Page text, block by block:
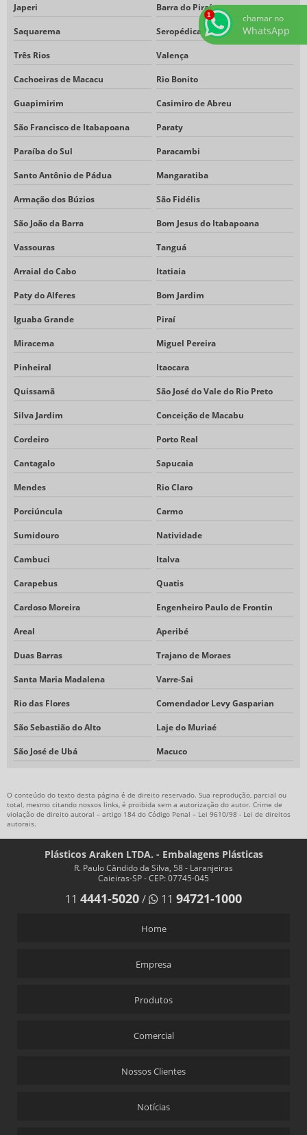
Japeri Barra do Piraí
Saquarema Seropédica
Três Rios Valença
Cachoeiras de Macacu Rio Bonito
Guapimirim Casimiro de Abreu
São Francisco de Itabapoana Paraty
Paraíba do Sul Paracambi
Santo Antônio de Pádua Mangaratiba
Armação dos Búzios São Fidélis
São João da Barra Bom Jesus do Itabapoana
Vassouras Tanguá
Arraial do Cabo Itatiaia
Paty do Alferes Bom Jardim
Iguaba Grande Piraí
Miracema Miguel Pereira
Pinheiral Itaocara
Quissamã São José do Vale do Rio Preto
Silva Jardim Conceição de Macabu
Cordeiro Porto Real
Cantagalo Sapucaia
Mendes Rio Claro
Porciúncula Carmo
Sumidouro Natividade
Cambuci Italva
Carapebus Quatis
Cardoso Moreira Engenheiro Paulo de Frontin
Areal Aperibé
Duas Barras Trajano de Moraes
Santa Maria Madalena Varre-Sai
Rio das Flores Comendador Levy Gasparian
São Sebastião do Alto Laje do Muriaé
São José de Ubá Macuco
O conteúdo do texto desta página é de direito reservado. Sua reprodução, parcial ou
total, mesmo citando nossos links, é proibida sem a autorização do autor. Crime de
violação de direito autoral – artigo 184 do Código Penal – Lei 9610/98 - Lei de direitos
autorais.
Plásticos Araken LTDA. - Embalagens Plásticas
R. Paulo Cândido da Silva, 58 - Laranjeiras
Caieiras-SP - CEP: 07745-045
11 4441-5020/ 11 94721-1000
Home
Empresa
Produtos
Comercial
Nossos Clientes
Notícias
chamar no
WhatsApp